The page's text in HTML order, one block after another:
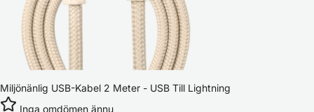
Miljönänlig USB-Kabel 2 Meter - USB Till Lightning
Inga omdömen ännu